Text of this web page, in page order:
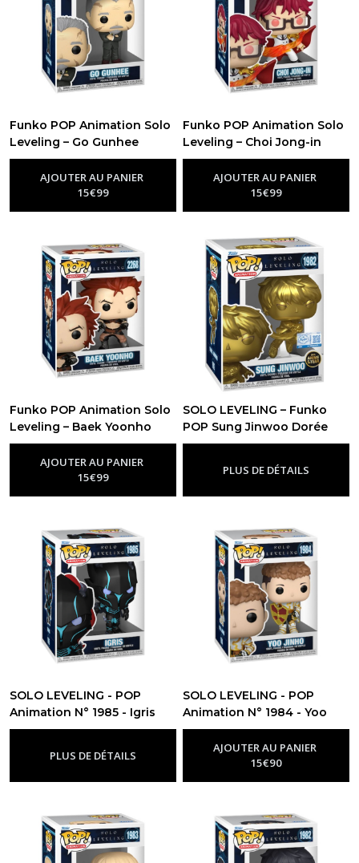
Funko POP Animation Solo
Leveling – Go Gunhee
n°2270-Figurine Funko Pop Solo
LevelingAJOUTER AU PANIER
15€99
Funko POP Animation Solo
Leveling – Choi Jong-in
n°2269-Figurine Funko Pop Solo
LevelingAJOUTER AU PANIER
15€99
Funko POP Animation Solo
Leveling – Baek Yoonho
n°2268-Figurine Funko Pop Solo
LevelingAJOUTER AU PANIER
15€99
SOLO LEVELING – Funko
POP Sung Jinwoo Dorée
N°1982 – Édition Anime of
Solo LevelingPLUS DE DÉTAILS
SOLO LEVELING - POP
Animation N° 1985 - Igris
avec Chase-Figurine Funko Pop
PLUS DE DÉTAILS
SOLO LEVELING - POP
Animation N° 1984 - Yoo
Jinho-Figurine Funko Pop Solo
LevelingAJOUTER AU PANIER
15€90